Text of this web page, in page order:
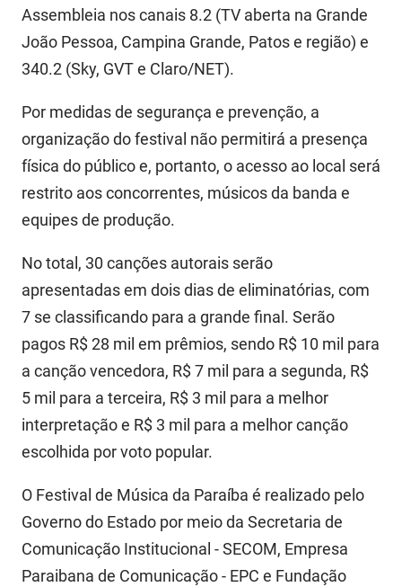
Assembleia nos canais 8.2 (TV aberta na Grande
João Pessoa, Campina Grande, Patos e região) e
340.2 (Sky, GVT e Claro/NET).
Por medidas de segurança e prevenção, a
organização do festival não permitirá a presença
física do público e, portanto, o acesso ao local será
restrito aos concorrentes, músicos da banda e
equipes de produção.
No total, 30 canções autorais serão
apresentadas em dois dias de eliminatórias, com
7 se classificando para a grande final. Serão
pagos R$ 28 mil em prêmios, sendo R$ 10 mil para
a canção vencedora, R$ 7 mil para a segunda, R$
5 mil para a terceira, R$ 3 mil para a melhor
interpretação e R$ 3 mil para a melhor canção
escolhida por voto popular.
O Festival de Música da Paraíba é realizado pelo
Governo do Estado por meio da Secretaria de
Comunicação Institucional - SECOM, Empresa
Paraibana de Comunicação - EPC e Fundação